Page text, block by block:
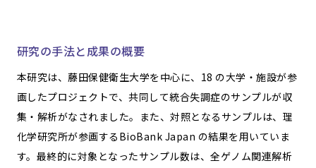
研究の手法と成果の概要
本研究は、藤田保健衛生大学を中心に、18 の大学・施設が参
画したプロジェクトで、共同して統合失調症のサンプルが収
集・解析がなされました。また、対照となるサンプルは、理
化学研究所が参画するBioBank Japan の結果を用いていま
す。最終的に対象となったサンプル数は、全ゲノム関連解析